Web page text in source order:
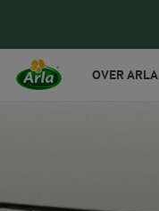
OVER ARLA